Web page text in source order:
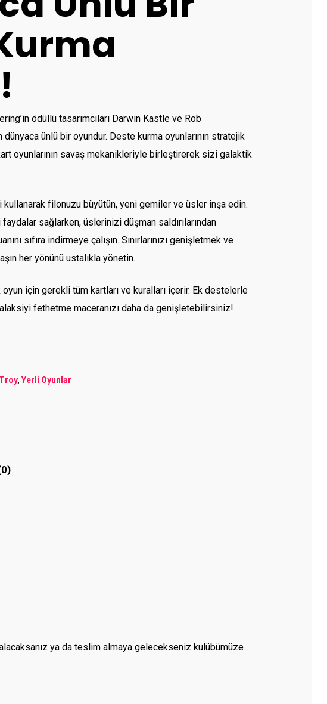
ödüllü tasarımcıları Darwin Kastle ve Rob
dünyaca ünlü bir oyundur. Deste kurma oyunlarının stratejik
oyunlarının savaş mekanikleriyle birleştirerek sizi galaktik
filonuzu büyütün, yeni gemiler ve üsler inşa edin.
sağlarken, üslerinizi düşman saldırılarından
sıfıra indirmeye çalışın. Sınırlarınızı genişletmek ve
her yönünü ustalıkla yönetin.
için gerekli tüm kartları ve kuralları içerir. Ek destelerle
fethetme maceranızı daha da genişletebilirsiniz!
,Yerli Oyunlar
ya da teslim almaya gelecekseniz kulübümüze